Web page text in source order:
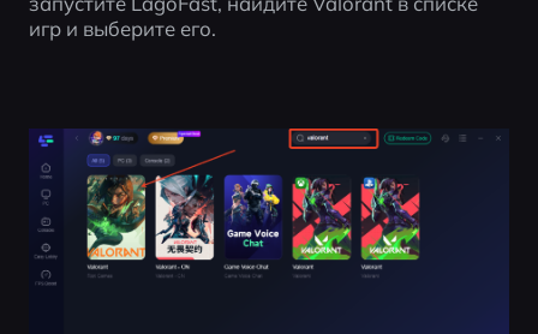
игр и выберите его.